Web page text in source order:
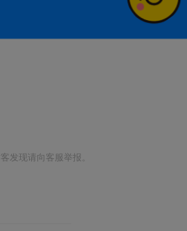
发现请向客服举报。